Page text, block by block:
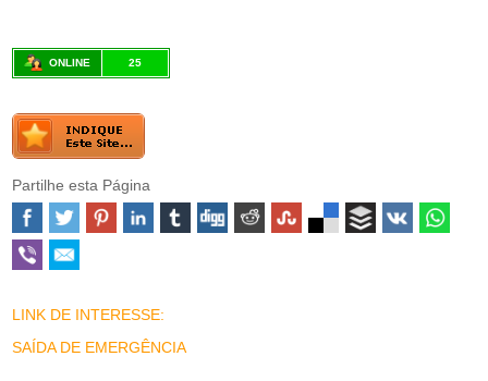
ONLINE 25
Partilhe esta Página
LINK DE INTERESSE:
SAÍDA DE EMERGÊNCIA